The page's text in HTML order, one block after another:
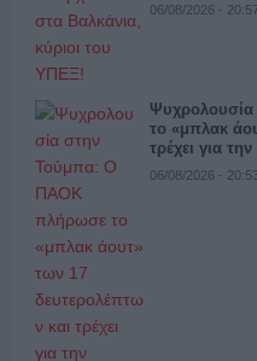
06/08/2026 - 20:57
το «μπλακ
τρέχει για
06/08/2026 - 20:53